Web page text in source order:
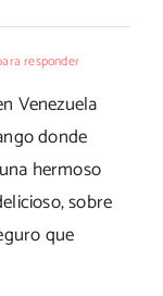
responder
Venezuela
donde
hermoso
sobre
que